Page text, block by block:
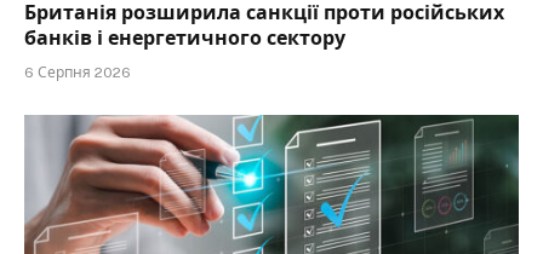
Британія розширила санкції проти російських
банків і енергетичного сектору
6 Серпня 2026